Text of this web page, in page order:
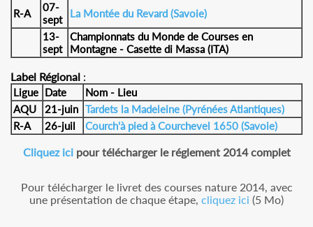
R-A
07-
sept
La Montée du Revard (Savoie)
13-
sept
Championnats du Monde de Courses en
Montagne - Casette di Massa (ITA)
Label Régional :
Ligue Date
Nom - Lieu
AQU
21-juin Tardets la Madeleine (Pyrénées Atlantiques)
R-A
26-juil Courch'à pied à Courchevel 1650 (Savoie)
Cliquez icipour télécharger le réglement 2014 complet
Pour télécharger le livret des courses nature 2014, avec
une présentation de chaque étape, cliquez ici (5 Mo)